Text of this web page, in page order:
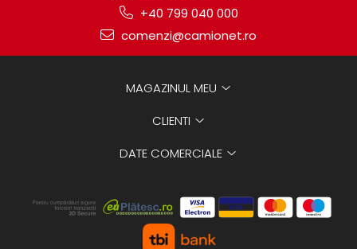
+40 799 040 000
comenzi@camionet.ro
MAGAZINUL MEU
CLIENTI
DATE COMERCIALE